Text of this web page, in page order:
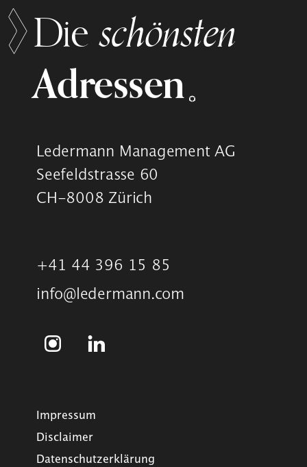
Die schönsten
Adressen
Ledermann Management AG
Seefeldstrasse 60
CH-8008 Zürich
+41 44 396 15 85
info@ledermann.com
Impressum
Disclaimer
Datenschutzerklärung